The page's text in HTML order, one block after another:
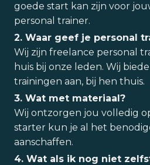
goede start kan zijn voor
personal trainer.
2. Waar geef je personal
Wij zijn freelance personal
huis bij onze leden. Wij
trainingen aan, bij hen thuis.
3. Wat met materiaal?
Wij ontzorgen jou volledig
starter kun je al het
aanschaffen.
4. Wat als ik nog niet